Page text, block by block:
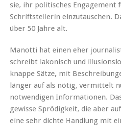
sie, ihr politisches Engagement
Schriftstellerin einzutauschen.
über 50 Jahre alt.
Manotti hat einen eher
schreibt lakonisch und
knappe Sätze, mit
länger auf als nötig, vermittelt
notwendigen Informationen.
gewisse Sprödigkeit, die aber
eine sehr dichte Handlung mit